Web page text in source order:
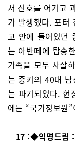
서 신호를 어기고
가 발생했다. 포터
고 안에 들어있던
는 아반떼에 탑승
가족을 모두 사살
는 중키의 40대 남
는 파기되었다. 현
에는 “국가정보원
17 :◆익명드림